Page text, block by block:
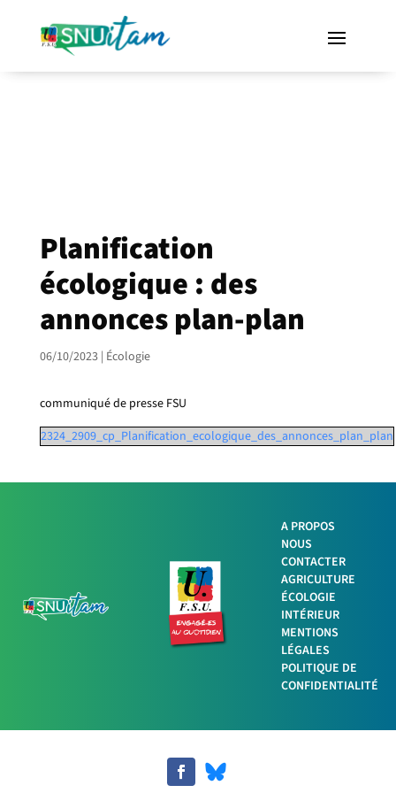
Planification
écologique : des
annonces plan-plan
06/10/2023| Écologie
communiqué de presse FSU
2324_2909_cp_Planification_ecologique_des_annonces_plan_plan
A PROPOS
NOUS
CONTACTER
AGRICULTURE
ÉCOLOGIE
INTÉRIEUR
MENTIONS
LÉGALES
POLITIQUE DE
CONFIDENTIALITÉ
Facebook